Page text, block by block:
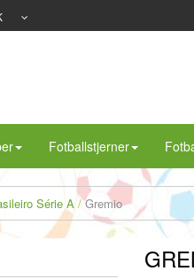
Fotballstjerner
Série A Gremio